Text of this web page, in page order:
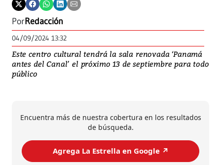
PorRedacción
04/09/2024 13:32
Este centro cultural tendrá la sala renovada ‘Panamá
antes del Canal’ el próximo 13 de septiembre para todo
público
Encuentra más de nuestra cobertura en los resultados
de búsqueda.
Agrega La Estrella en Google ↗️